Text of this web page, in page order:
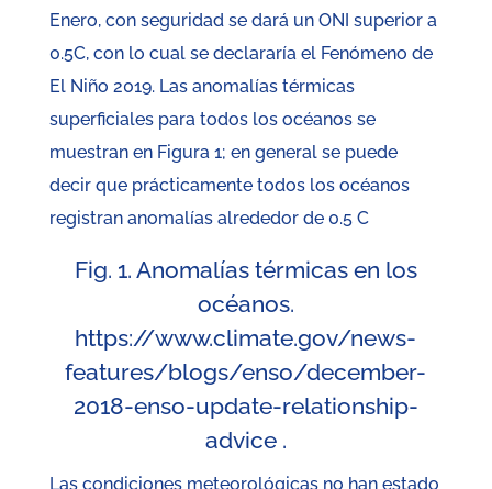
Enero, con seguridad se dará un ONI superior a
0.5C, con lo cual se declararía el Fenómeno de
El Niño 2019. Las anomalías térmicas
superficiales para todos los océanos se
muestran en Figura 1; en general se puede
decir que prácticamente todos los océanos
registran anomalías alrededor de 0.5 C
Fig. 1. Anomalías térmicas en los
océanos.
https://www.climate.gov/news-
features/blogs/enso/december-
2018-enso-update-relationship-
advice .
Las condiciones meteorológicas no han estado